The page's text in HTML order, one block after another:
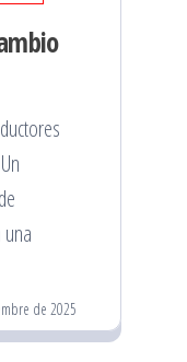
de 2025